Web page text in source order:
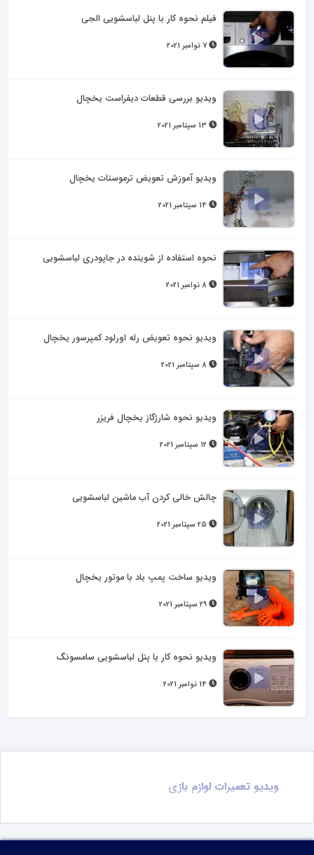
فیلم نحوه کار با پنل لباسشویی الجی
ویدیو بررسی قطعات دیفراست یخچال
ویدیو آموزش تعویض ترموستات یخچال
نحوه استفاده از شوینده در جاپودری لباسشویی
ویدیو نحوه تعویض رله اورلود کمپرسور یخچال
ویدیو نحوه شارژگاز یخچال فریزر
چالش خالی کردن آب ماشین لباسشویی
ویدیو ساخت پمپ باد با موتور یخچال
ویدیو نحوه کار با پنل لباسشویی سامسونگ
ویدیو تعمیرات لوازم بازی